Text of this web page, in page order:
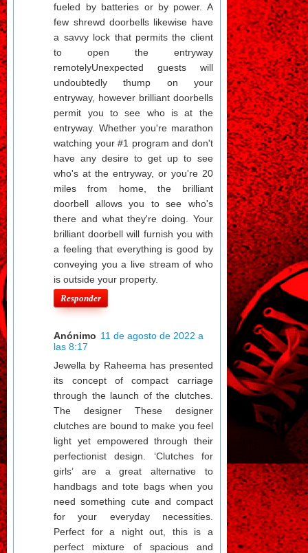
fueled by batteries or by power. A
few shrewd doorbells likewise have
a savvy lock that permits the client
to open the entryway
remotelyUnexpected guests will
undoubtedly thump on your
entryway, however brilliant doorbells
permit you to see who is at the
entryway. Whether you're marathon
watching your #1 program and don't
have any desire to get up to see
who's at the entryway, or you're 20
miles from home, the brilliant
doorbell allows you to see who's
there and what they're doing. Your
brilliant doorbell will furnish you with
a feeling that everything is good by
conveying you a live stream of who
is outside your property.
Responder
Anónimo 11 de agosto de 2022 a
las 8:17
Jewella by Raheema has presented
its concept of compact carriage
through the launch of the clutches.
The designer These designer
clutches are bound to make you feel
light yet empowered through their
perfectionist design. ‘Clutches for
girls’ are a great alternative to
handbags and tote bags when you
need something cute and compact
for your everyday necessities.
Perfect for a night out, this is a
perfect mixture of spacious and